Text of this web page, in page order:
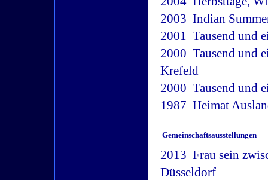
2003  Indian
2001  Tausend
2000  Tausend
Krefeld
2000  Tausend
1987  Heimat
Gemeinschaftsausstellungen
2013  Frau sein
Düsseldorf